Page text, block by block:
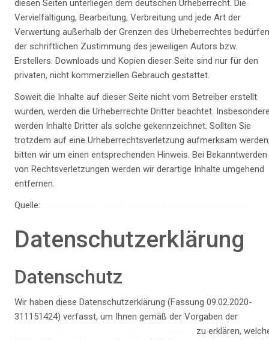
diesen Seiten unterliegen dem deutschen Urheberrecht. Die
Vervielfältigung, Bearbeitung, Verbreitung und jede Art der
Verwertung außerhalb der Grenzen des Urheberrechtes bedürfen
der schriftlichen Zustimmung des jeweiligen Autors bzw.
Erstellers. Downloads und Kopien dieser Seite sind nur für den
privaten, nicht kommerziellen Gebrauch gestattet.
Soweit die Inhalte auf dieser Seite nicht vom Betreiber erstellt
wurden, werden die Urheberrechte Dritter beachtet.
werden Inhalte Dritter als solche gekennzeichnet. Sollten Sie
trotzdem auf eine Urheberrechtsverletzung aufmerksam
bitten wir um einen entsprechenden Hinweis. Bei Bekanntwerden
von Rechtsverletzungen werden wir derartige Inhalte umgehend
entfernen.
Quelle:
Datenschutzerklärung
Datenschutz
Wir haben diese Datenschutzerklärung (Fassung 09.02.2020-
311151424) verfasst, um Ihnen gemäß der Vorgaben der
zu erklären,